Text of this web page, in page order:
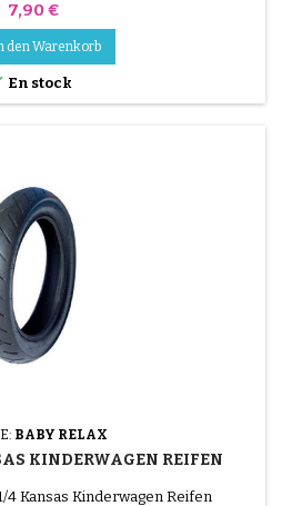
Preis
7,90 €
den Warenkorb
En stock
BABY RELAX
KINDERWAGEN REIFEN
4 Kansas Kinderwagen Reifen